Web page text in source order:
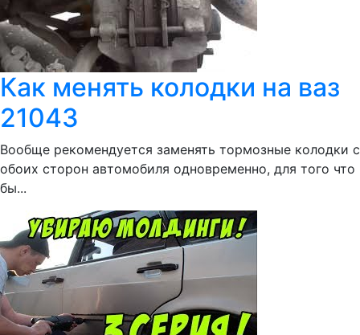
Как менять колодки на ваз
21043
Вообще рекомендуется заменять тормозные колодки с
обоих сторон автомобиля одновременно, для того что
бы...